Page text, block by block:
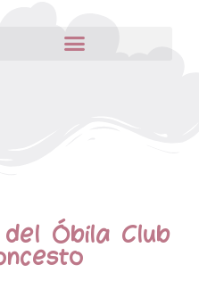
Óbila Club